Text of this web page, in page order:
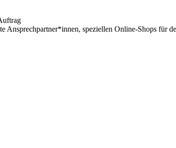
Ansprechpartner*innen, speziellen Online-Shops für